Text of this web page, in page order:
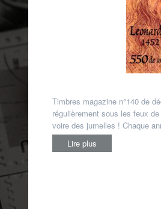
Timbres magazine n°140 de
régulièrement sous les feux
voire des jumelles ! Chaque
Lire plus